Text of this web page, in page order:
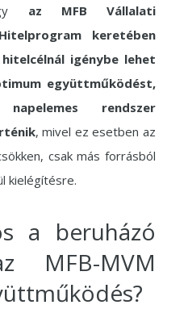
az MFB Vállalati
keretében
igénybe lehet
együttműködést,
rendszer
, mivel ez esetben az
csak más forrásból
kielégítésre.
a beruházó
MFB-MVM